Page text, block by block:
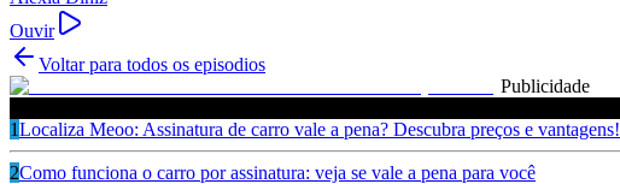
Ouvir
Voltar para todos os episodios
Publicidade
1Localiza Meoo: Assinatura de carro vale a pena? Descubra preços e vantagens!
2Como funciona o carro por assinatura: veja se vale a pena para você